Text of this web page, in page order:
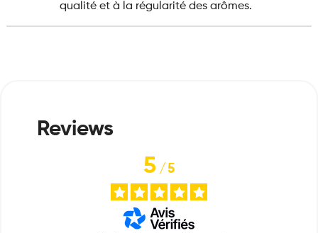
qualité et à la régularité des arômes.
5/5